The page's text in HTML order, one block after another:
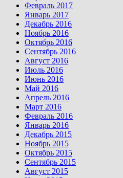
Февраль 2017
Январь 2017
Декабрь 2016
Ноябрь 2016
Октябрь 2016
Сентябрь 2016
Август 2016
Июль 2016
Июнь 2016
Май 2016
Апрель 2016
Март 2016
Февраль 2016
Январь 2016
Декабрь 2015
Ноябрь 2015
Октябрь 2015
Сентябрь 2015
Август 2015